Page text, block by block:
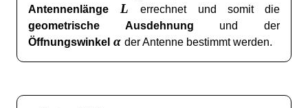
Antennenlänge
L
errechnet und somit die
geometrische Ausdehnung und der
Öffnungswinkel α der Antenne bestimmt werden.